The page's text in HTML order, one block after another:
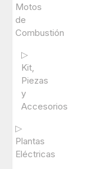
Motos
de
Combustión
▷
Kit,
Piezas
y
Accesorios
▷
Plantas
Eléctricas